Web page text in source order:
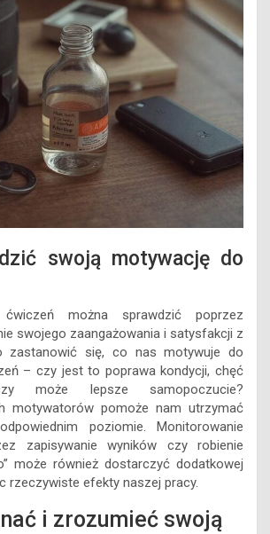
swoją motywację do
można sprawdzić poprzez
swojego zaangażowania i satysfakcji z
zastanowić się, co nas motywuje do
– czy jest to poprawa kondycji, chęć
może lepsze samopoczucie?
motywatorów pomoże nam utrzymać
poziomie. Monitorowanie
zapisywanie wyników czy robienie
może również dostarczyć dodatkowej
rzeczywiste efekty naszej pracy.
i zrozumieć swoją